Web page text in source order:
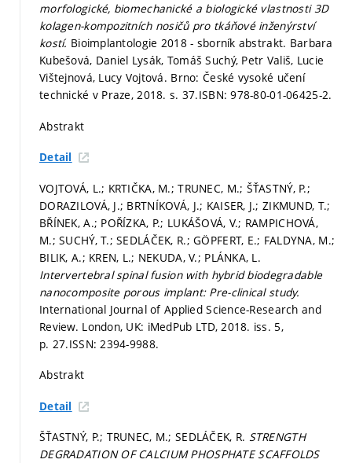
morfologické, biomechanické a biologické vlastnosti 3D
kolagen-kompozitních nosičů pro tkáňové inženýrství
kostí. Bioimplantologie 2018 - sborník abstrakt. Barbara
Kubešová, Daniel Lysák, Tomáš Suchý, Petr Vališ, Lucie
Vištejnová, Lucy Vojtová. Brno: České vysoké učení
technické v Praze, 2018. s. 37.ISBN: 978-80-01-06425-2.
Abstrakt
Detail
VOJTOVÁ, L.; KRTIČKA, M.; TRUNEC, M.; ŠŤASTNÝ, P.;
DORAZILOVÁ, J.; BRTNÍKOVÁ, J.; KAISER, J.; ZIKMUND, T.;
BŘÍNEK, A.; POŘÍZKA, P.; LUKÁŠOVÁ, V.; RAMPICHOVÁ,
M.; SUCHÝ, T.; SEDLÁČEK, R.; GÖPFERT, E.; FALDYNA, M.;
BILIK, A.; KREN, L.; NEKUDA, V.; PLÁNKA, L.
Intervertebral spinal fusion with hybrid biodegradable
nanocomposite porous implant: Pre-clinical study.
International Journal of Applied Science-Research and
Review. London, UK: iMedPub LTD, 2018. iss. 5,
p. 27.ISSN: 2394-9988.
Abstrakt
Detail
ŠŤASTNÝ, P.; TRUNEC, M.; SEDLÁČEK, R. STRENGTH
DEGRADATION OF CALCIUM PHOSPHATE SCAFFOLDS